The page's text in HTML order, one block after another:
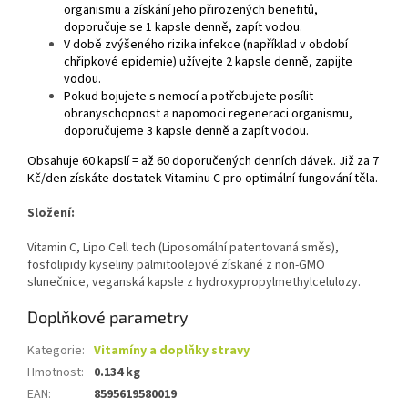
organismu a získání jeho přirozených benefitů,
doporučuje se 1 kapsle denně, zapít vodou.
V době zvýšeného rizika infekce (například v období
chřipkové epidemie) užívejte 2 kapsle denně, zapijte
vodou.
Pokud bojujete s nemocí a potřebujete posílit
obranyschopnost a napomoci regeneraci organismu,
doporučujeme 3 kapsle denně a zapít vodou.
Obsahuje 60 kapslí = až 60 doporučených denních dávek. Již za 7
Kč/den získáte dostatek Vitaminu C pro optimální fungování těla.
Složení:
Vitamin C, Lipo Cell tech (Liposomální patentovaná směs),
fosfolipidy kyseliny palmitoolejové získané z non-GMO
slunečnice, veganská kapsle z hydroxypropylmethylcelulozy.
Doplňkové parametry
Kategorie: Vitamíny a doplňky stravy
Hmotnost:
0.134 kg
EAN: 8595619580019